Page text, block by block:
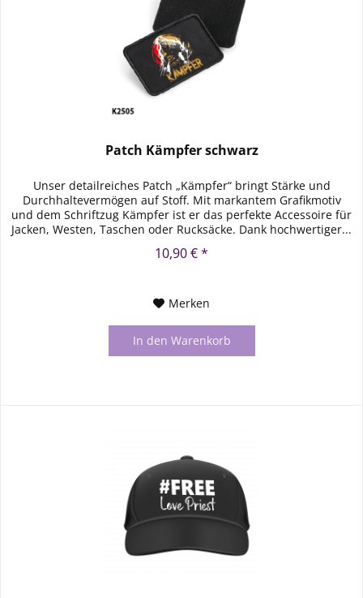
Patch Kämpfer schwarz
Unser detailreiches Patch „Kämpfer“ bringt Stärke und
Durchhaltevermögen auf Stoff. Mit markantem Grafikmotiv
und dem Schriftzug Kämpfer ist er das perfekte Accessoire für
Jacken, Westen, Taschen oder Rucksäcke. Dank hochwertiger...
10,90 € *
Merken
In den Warenkorb